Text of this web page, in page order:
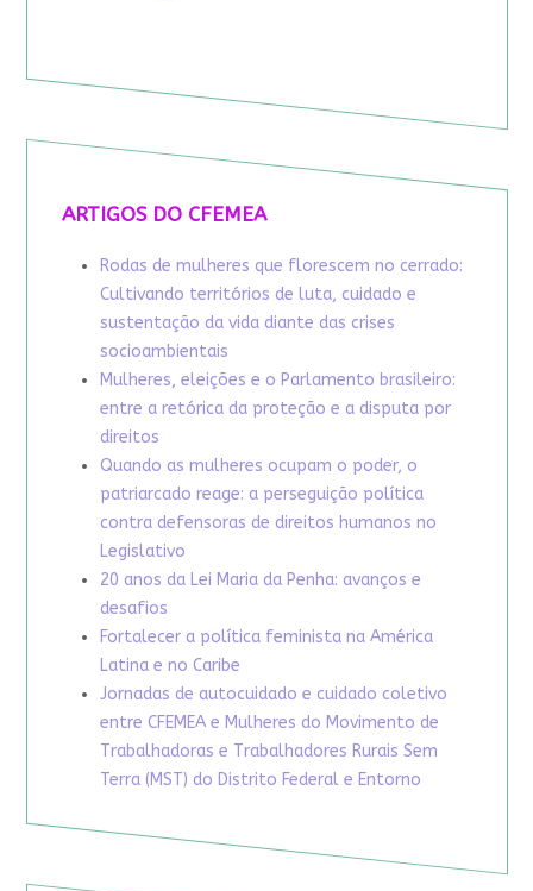
ARTIGOS DO CFEMEA
Rodas de mulheres que florescem no cerrado:
Cultivando territórios de luta, cuidado e
sustentação da vida diante das crises
socioambientais
Mulheres, eleições e o Parlamento brasileiro:
entre a retórica da proteção e a disputa por
direitos
Quando as mulheres ocupam o poder, o
patriarcado reage: a perseguição política
contra defensoras de direitos humanos no
Legislativo
20 anos da Lei Maria da Penha: avanços e
desafios
Fortalecer a política feminista na América
Latina e no Caribe
Jornadas de autocuidado e cuidado coletivo
entre CFEMEA e Mulheres do Movimento de
Trabalhadoras e Trabalhadores Rurais Sem
Terra (MST) do Distrito Federal e Entorno